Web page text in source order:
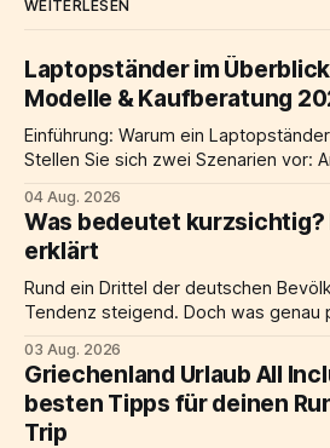
WEITERLESEN
Laptopständer im
Modelle & Kaufberatung
Einführung: Warum ein
Stellen Sie sich zwei Szenarien vor:
Schultern hochgezogen, der
Am Schreibtisch nebenan steht ein
laptop ständer, der Bildschirm
davor eine
04 Aug. 2026
Was bedeutet
erklärt
Rund ein Drittel der deutschen
Tendenz steigend. Doch was genau
Möglichkeiten der Korrektur gibt es?
alle wichtigen Informationen: von der
Ursachen und Symptome bis hin zu
03 Aug. 2026
Griechenland Urlaub All
besten Tipps für deinen
Trip